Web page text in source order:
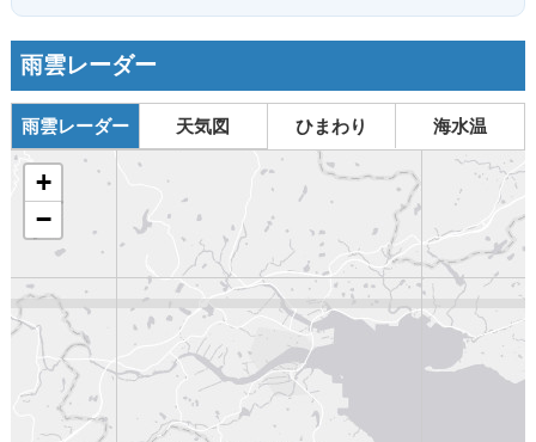
雨雲レーダー
雨雲レーダー 天気図 ひまわり 海水温
+
−